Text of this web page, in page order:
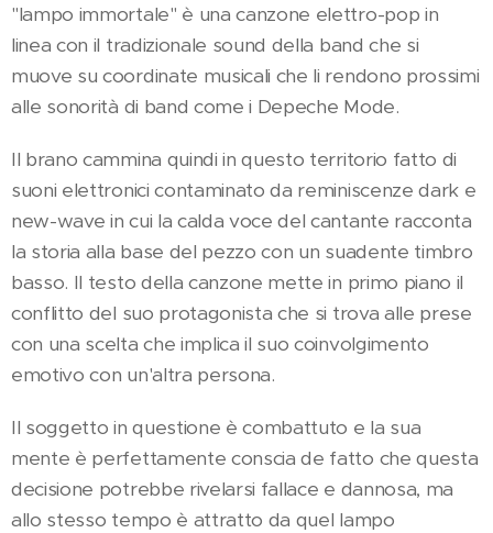
"lampo immortale" è una canzone elettro-pop in
linea con il tradizionale sound della band che si
muove su coordinate musicali che li rendono prossimi
alle sonorità di band come i Depeche Mode.
Il brano cammina quindi in questo territorio fatto di
suoni elettronici contaminato da reminiscenze dark e
new-wave in cui la calda voce del cantante racconta
la storia alla base del pezzo con un suadente timbro
basso. Il testo della canzone mette in primo piano il
conflitto del suo protagonista che si trova alle prese
con una scelta che implica il suo coinvolgimento
emotivo con un'altra persona.
Il soggetto in questione è combattuto e la sua
mente è perfettamente conscia de fatto che questa
decisione potrebbe rivelarsi fallace e dannosa, ma
allo stesso tempo è attratto da quel lampo